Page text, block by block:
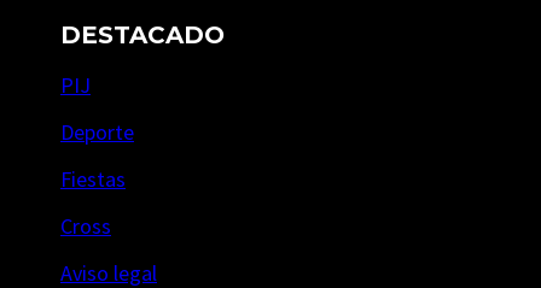
DESTACADO
PIJ
Deporte
Fiestas
Cross
Aviso legal